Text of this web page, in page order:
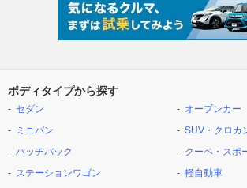
ボディタイプから探す
セダン
ミニバン
ハッチバック
ステーションワゴン
オープンカー
SUV・クロカ
クーペ・スポ
軽自動車